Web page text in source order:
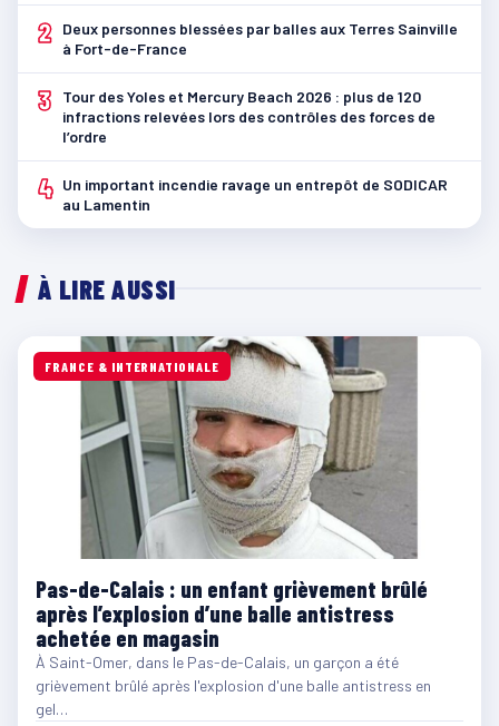
2
Deux personnes blessées par balles aux Terres Sainville
à Fort-de-France
3
Tour des Yoles et Mercury Beach 2026 : plus de 120
infractions relevées lors des contrôles des forces de
l’ordre
4 Un important incendie ravage un entrepôt de SODICAR
au Lamentin
À LIRE AUSSI
FRANCE & INTERNATIONALE
Pas-de-Calais : un enfant grièvement brûlé
après l’explosion d’une balle antistress
achetée en magasin
À Saint-Omer, dans le Pas-de-Calais, un garçon a été
grièvement brûlé après l'explosion d'une balle antistress en
gel…